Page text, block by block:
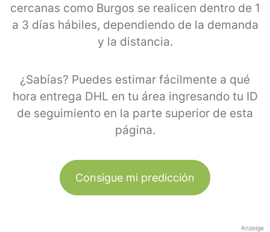
cercanas como Burgos se realicen dentro de 1
a 3 días hábiles, dependiendo de la demanda
y la distancia.
¿Sabías? Puedes estimar fácilmente a qué
hora entrega DHL en tu área ingresando tu ID
de seguimiento en la parte superior de esta
página.
Consigue mi predicción
Anzeige